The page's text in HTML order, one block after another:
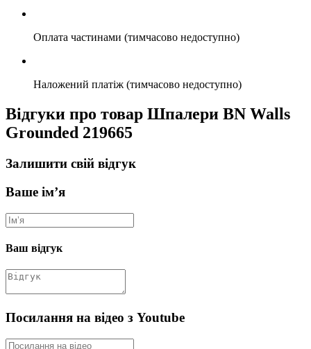
Оплата частинами (тимчасово недоступно)
Наложений платіж (тимчасово недоступно)
Відгуки про товар Шпалери BN Walls
Grounded 219665
Залишити свій відгук
Ваше ім’я
Ваш відгук
Посилання на відео з Youtube